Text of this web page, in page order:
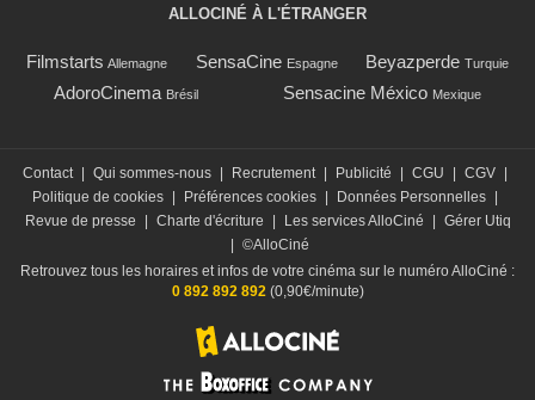
ALLOCINÉ À L'ÉTRANGER
Filmstarts Allemagne SensaCine Espagne Beyazperde Turquie
AdoroCinema Brésil Sensacine México Mexique
Contact Qui sommes-nous Recrutement Publicité CGU CGV
Politique de cookies
Préférences cookies Données Personnelles
Revue de presse
Charte d'écriture Les services AlloCiné
Gérer Utiq
©AlloCiné
Retrouvez tous les horaires et infos de votre cinéma sur le numéro AlloCiné :
0 892 892 892(0,90€/minute)